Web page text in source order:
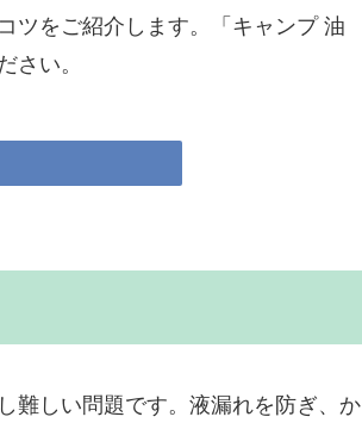
ツをご紹介します。「キャンプ 油
さい。
難しい問題です。液漏れを防ぎ、か